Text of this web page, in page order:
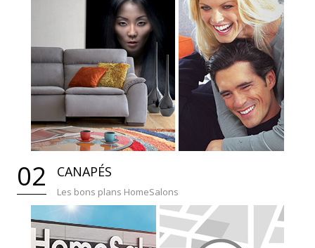
02 CANAPÉS
Les bons plans HomeSalons